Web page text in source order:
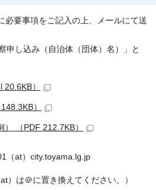
必要事項をご記入の上、メールにて送
申し込み（自治体（団体）名）」と
）
）
（PDF 212.7KB）
（at）city.toyama.lg.jp
）は＠に置き換えてください。）